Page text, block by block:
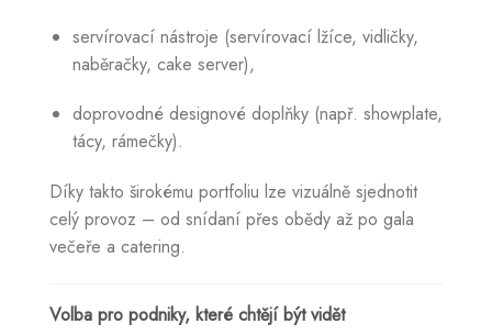
servírovací nástroje (servírovací lžíce, vidličky,
naběračky, cake server),
doprovodné designové doplňky (např. showplate,
tácy, rámečky).
Díky takto širokému portfoliu lze vizuálně sjednotit
celý provoz – od snídaní přes obědy až po gala
večeře a catering.
Volba pro podniky, které chtějí být vidět